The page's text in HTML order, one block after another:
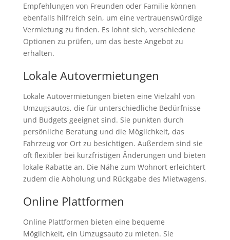
Empfehlungen von Freunden oder Familie können
ebenfalls hilfreich sein, um eine vertrauenswürdige
Vermietung zu finden. Es lohnt sich, verschiedene
Optionen zu prüfen, um das beste Angebot zu
erhalten.
Lokale Autovermietungen
Lokale Autovermietungen bieten eine Vielzahl von
Umzugsautos, die für unterschiedliche Bedürfnisse
und Budgets geeignet sind. Sie punkten durch
persönliche Beratung und die Möglichkeit, das
Fahrzeug vor Ort zu besichtigen. Außerdem sind sie
oft flexibler bei kurzfristigen Änderungen und bieten
lokale Rabatte an. Die Nähe zum Wohnort erleichtert
zudem die Abholung und Rückgabe des Mietwagens.
Online Plattformen
Online Plattformen bieten eine bequeme
Möglichkeit, ein Umzugsauto zu mieten. Sie